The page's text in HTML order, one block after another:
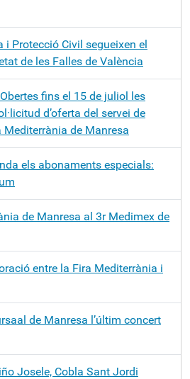
i Protecció Civil segueixen el
de les Falles de València
fins el 15 de juliol les
d’oferta del servei de
Mediterrània de Manresa
els abonaments especials:
de Manresa al 3r Medimex de
entre la Fira Mediterrània i
de Manresa l’últim concert
Josele, Cobla Sant Jordi